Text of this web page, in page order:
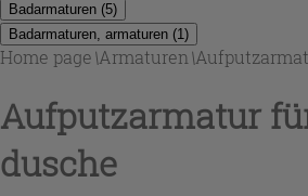
Badarmaturen (5)
Badarmaturen, armaturen (1)
Home page\Armaturen \
Aufputzarmatur
dusche